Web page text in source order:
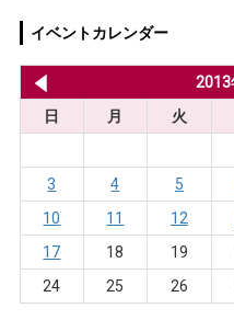
イベントカレンダー
2013
日
月 火
3
4 5
10
11 12
17
18 19
24
25 26